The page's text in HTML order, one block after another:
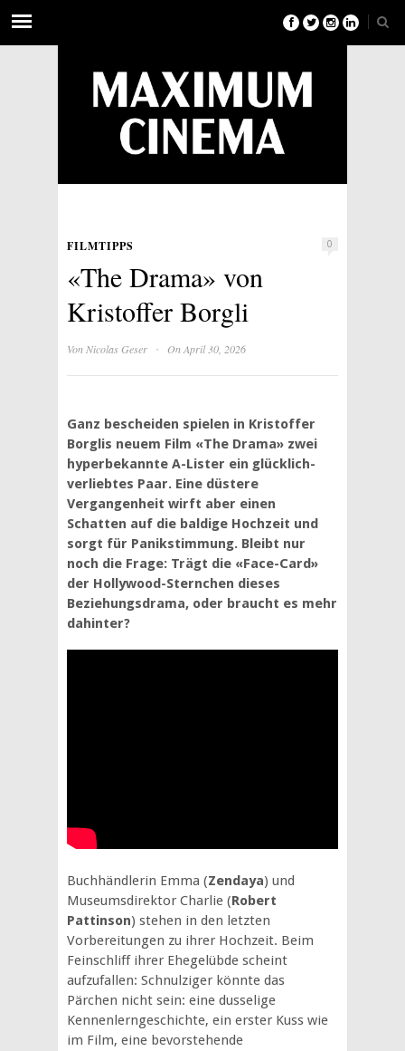
FILMTIPPS 0
«The Drama» von
Kristoffer Borgli
VonNicolas Geser · On April 30, 2026
Ganz bescheiden spielen in Kristoffer
Borglis neuem Film «The Drama» zwei
hyperbekannte A-Lister ein glücklich-
verliebtes Paar. Eine düstere
Vergangenheit wirft aber einen
Schatten auf die baldige Hochzeit und
sorgt für Panikstimmung. Bleibt nur
noch die Frage: Trägt die «Face-Card»
der Hollywood-Sternchen dieses
Beziehungsdrama, oder braucht es mehr
dahinter?
Buchhändlerin Emma (Zendaya) und
Museumsdirektor Charlie (Robert
Pattinson) stehen in den letzten
Vorbereitungen zu ihrer Hochzeit. Beim
Feinschliff ihrer Ehegelübde scheint
aufzufallen: Schnulziger könnte das
Pärchen nicht sein: eine dusselige
Kennenlerngeschichte, ein erster Kuss wie
im Film, eine bevorstehende